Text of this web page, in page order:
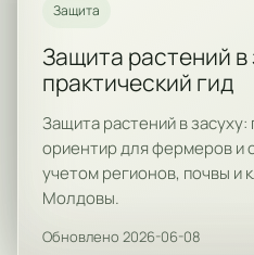
Защита
Защита растений в
практический гид
Защита растений в
ориентир для фермеров и
учетом регионов, почвы и
Молдовы.
Обновлено 2026-06-08